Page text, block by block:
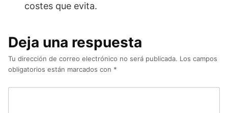
costes que evita.
Deja una respuesta
Tu dirección de correo electrónico no será publicada. Los campos
obligatorios están marcados con *